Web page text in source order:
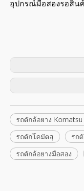
อุปกรณ์มือสองรอสินค้
รถตักล้อยาง
รถตักโคมัตสุ
รถ
รถตักล้อยางมือสอง